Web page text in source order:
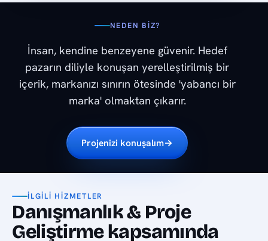
NEDEN BIZ?
İnsan, kendine benzeyene güvenir. Hedef
pazarın diliyle konuşan yerelleştirilmiş bir
içerik, markanızı sınırın ötesinde 'yabancı bir
marka' olmaktan çıkarır.
Projenizi konuşalım→
İLGILI HIZMETLER
Danışmanlık & Proje
Geliştirme kapsamında